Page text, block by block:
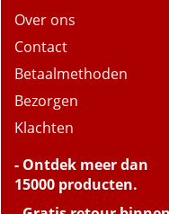
Over ons
Contact
Betaalmethoden
Bezorgen
Klachten
- Ontdek meer dan